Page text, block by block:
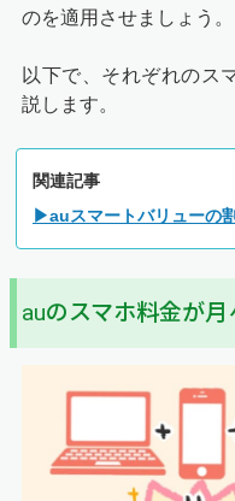
のを適用させましょう。
以下で、それぞれのス
説します。
関連記事
▶auスマートバリューの
auのスマホ料金が